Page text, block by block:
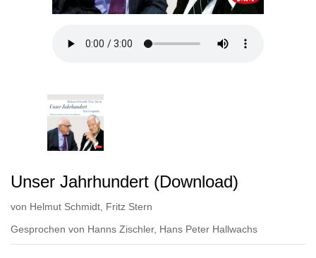
Unser Jahrhundert (Download)
von Helmut Schmidt Fritz Stern
Gesprochen von Hanns Zischler, Hans Peter Hallwachs